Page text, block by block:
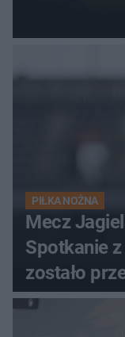
PIŁKA NOŻNA
Mecz
Spotkanie
zostało